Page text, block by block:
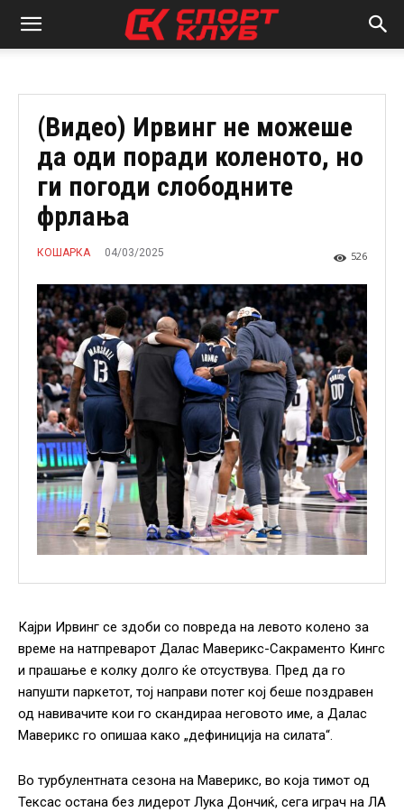
(Видео) Ирвинг не можеше
да оди поради коленото, но
ги погоди слободните
фрлања
КОШАРКА 04/03/2025 526
Кајри Ирвинг се здоби со повреда на левото колено за
време на натпреварот Далас Маверикс-Сакраменто Кингс
и прашање е колку долго ќе отсуствува. Пред да го
напушти паркетот, тој направи потег кој беше поздравен
од навивачите кои го скандираа неговото име, а Далас
Маверикс го опишаа како „дефиниција на силата“.
Во турбулентната сезона на Маверикс, во која тимот од
Тексас остана без лидерот Лука Дончиќ, сега играч на ЛА